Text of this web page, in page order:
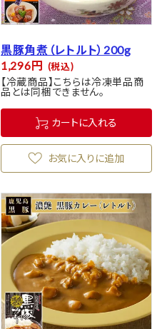
黒豚角煮（レトルト）200g
1,296 税込
【冷蔵商品】こちらは冷凍単品商
品とは同梱できません。
カートに入れる
お気に入りに追加